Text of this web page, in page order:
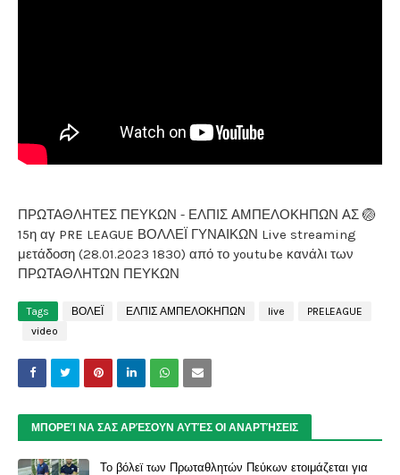
ΠΡΩΤΑΘΛΗΤΕΣ ΠΕΥΚΩΝ - ΕΛΠΙΣ ΑΜΠΕΛΟΚΗΠΩΝ ΑΣ 🏐
15η αγ PRE LEAGUE ΒΟΛΛΕΪ ΓΥΝΑΙΚΩΝ Live streaming
μετάδοση (28.01.2023 1830) από το youtube κανάλι των
ΠΡΩΤΑΘΛΗΤΩΝ ΠΕΥΚΩΝ
Tags ΒΟΛΕΪ ΕΛΠΙΣ ΑΜΠΕΛΟΚΗΠΩΝ live
PRELEAGUE
video
ΜΠΟΡΕΊ ΝΑ ΣΑΣ ΑΡΈΣΟΥΝ ΑΥΤΈΣ ΟΙ ΑΝΑΡΤΉΣΕΙΣ
Το βόλεϊ των Πρωταθλητών Πεύκων ετοιμάζεται για